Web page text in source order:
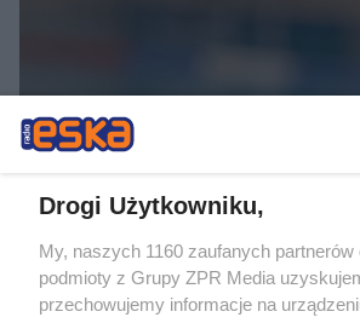
SKOKI DO WODY
ME w skokach do wody.
traci mistrzowski tytuł
Drogi Użytkowniku,
My, naszych 1160 zaufanych partnerów
podmioty z Grupy ZPR Media
przechowujemy informacje na